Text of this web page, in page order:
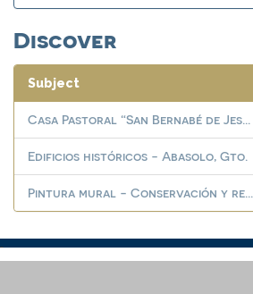
Discover
Subject
Casa Pastoral “San Bernabé de Jes...
Edificios históricos - Abasolo, Gto.
Pintura mural - Conservación y re...